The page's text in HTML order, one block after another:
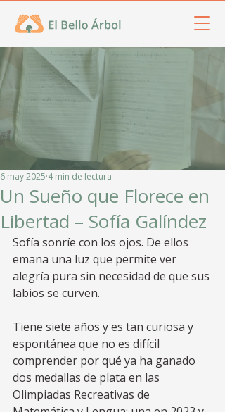
Un Sueño que Florece en
Libertad – Sofía Galíndez
6 may 2025 4 min de lectura
Sofía sonríe con los ojos. De ellos
emana una luz que permite ver
alegría pura sin necesidad de que sus
labios se curven.
Tiene siete años y es tan curiosa y
espontánea que no es difícil
comprender por qué ya ha ganado
dos medallas de plata en las
Olimpiadas Recreativas de